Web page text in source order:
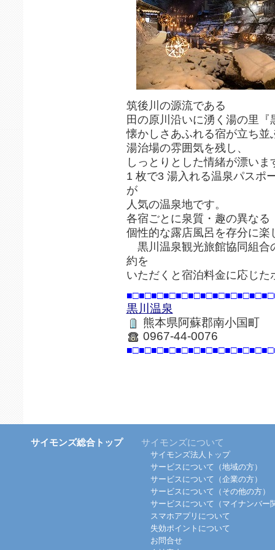
筑後川の源流である
田の原川沿いに湧く湯の里『
懐かしさあふれる宿が立ち並
湯治場の雰囲気を残し、
しっとりとした情緒が漂いま
1 枚で3 湯入れる温泉パスポ
が
人気の温泉地です。
各宿ごとに泉質・趣の異なる
個性的な露店風呂を存分に楽
黒川温泉観光旅館協同組合
約を
いただくと宿泊料金に応じ
黒川温泉
熊本県阿蘇郡南小国町
0967-44-0076
サイモンズ総合トップ サイモンズについて
サイモンズ法人トップ
サービスについて（地域の方）
サービスについて（企業の方）
サービスについて（その他の方）
サービスについて（マイナンバー
スマホアプリについて
失効ポイントについて
お問合せ